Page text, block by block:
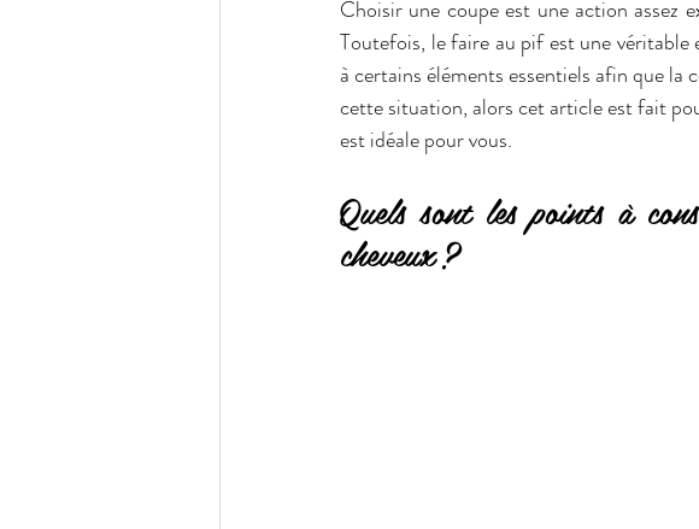
Choisir une coupe est une action assez
Toutefois, le faire au pif est une
à certains éléments essentiels afin que la
cette situation, alors cet article est fait
est idéale pour vous.
Quels sont les points à
cheveux ?